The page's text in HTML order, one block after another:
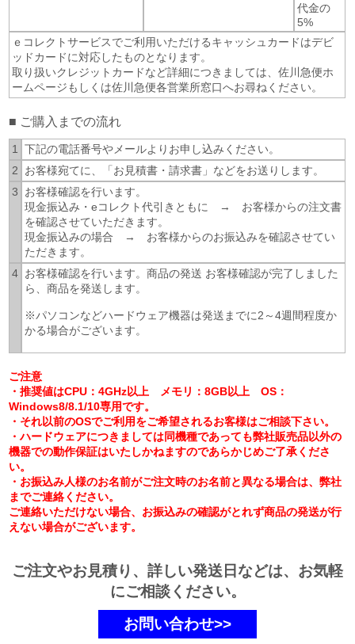
代金の
5%
ｅコレクトサービスでご利用いただけるキャッシュカードはデビ
ッドカードに対応したものとなります。
取り扱いクレジットカードなど詳細につきましては、佐川急便ホ
ームページもしくは佐川急便各営業所窓口へお尋ねください。
■ ご購入までの流れ
1
下記の電話番号やメールよりお申し込みください。
2
お客様宛てに、「お見積書・請求書」などをお送りします。
3
お客様確認を行います。
現金振込み・eコレクト代引きともに → お客様からの注文書
を確認させていただきます。
現金振込みの場合 → お客様からのお振込みを確認させてい
ただきます。
4 お客様確認を行います。商品の発送 お客様確認が完了しました
ら、商品を発送します。
※パソコンなどハードウェア機器は発送までに2～4週間程度か
かる場合がございます。
ご注意
・推奨値はCPU：4GHz以上 メモリ：8GB以上 OS：
Windows8/8.1/10専用です。
・それ以前のOSでご利用をご希望されるお客様はご相談下さい。
・ハードウェアにつきましては同機種であっても弊社販売品以外の
機器での動作保証はいたしかねますのであらかじめご了承くださ
い。
・お振込み人様のお名前がご注文時のお名前と異なる場合は、弊社
までご連絡ください。
ご連絡いただけない場合、お振込みの確認がとれず商品の発送が行
えない場合がございます。
ご注文やお見積り、詳しい発送日などは、お気軽
にご相談ください。
お問い合わせ>>